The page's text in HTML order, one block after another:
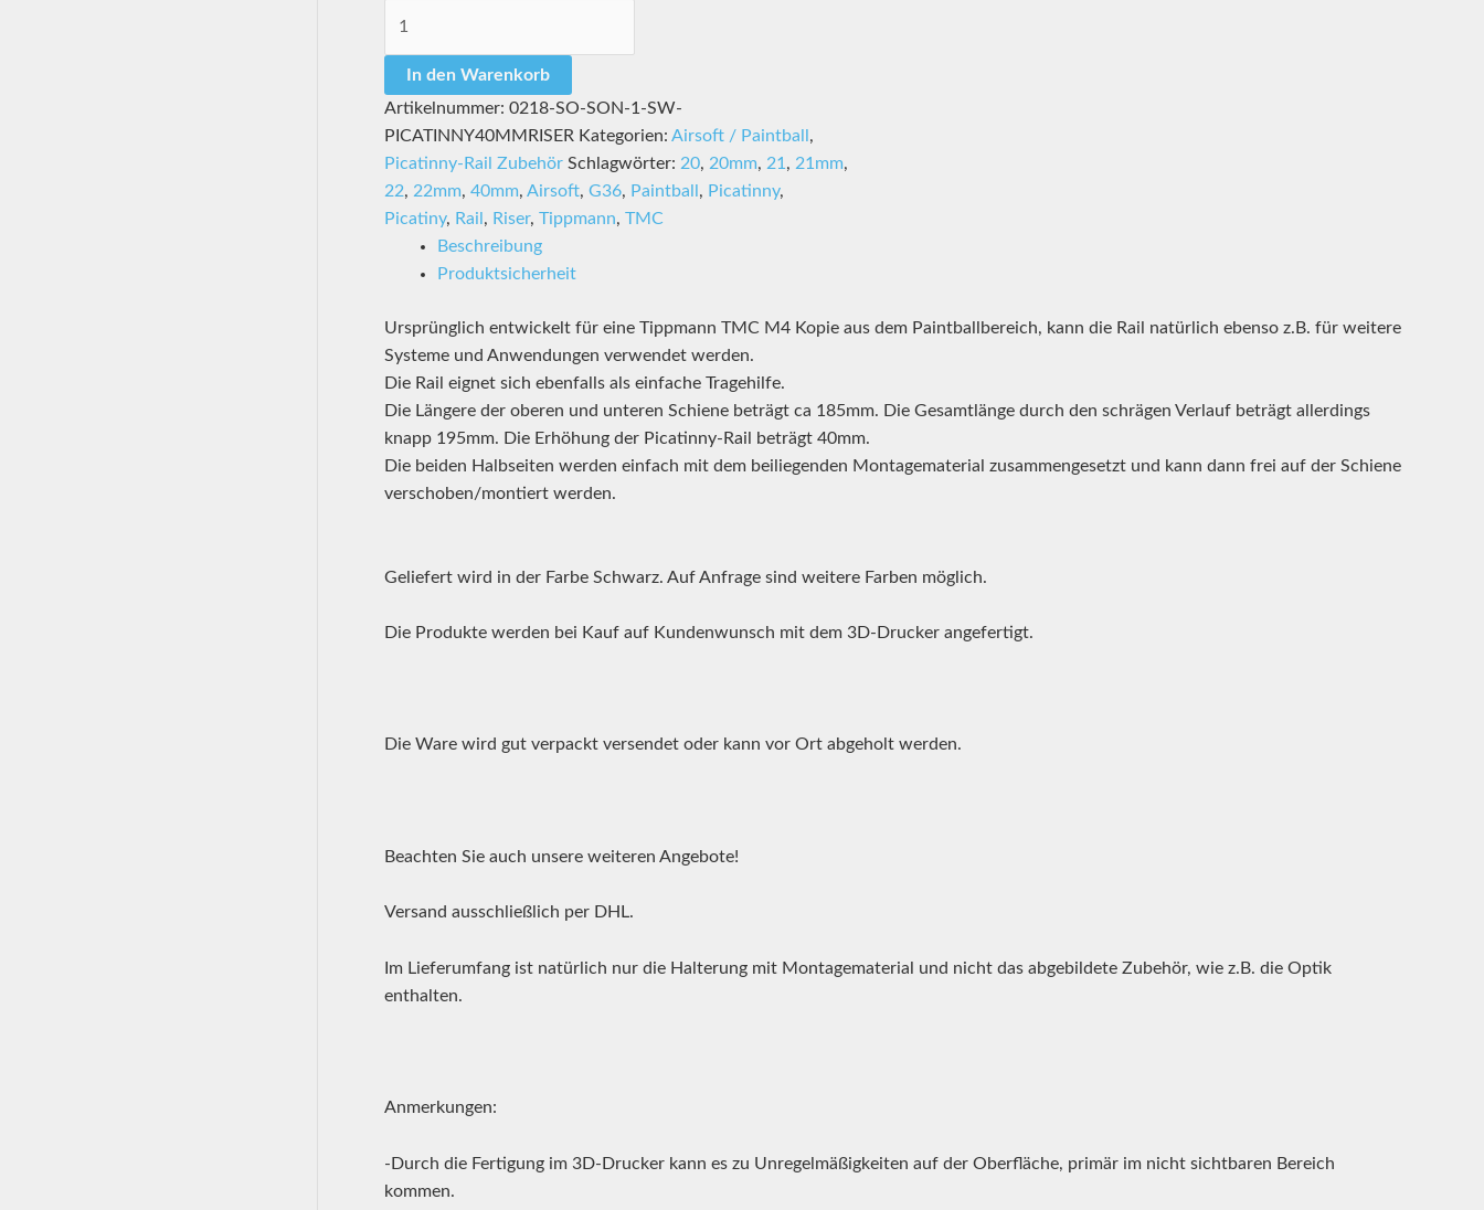
Rail
Riser
21mm
Airsoft
Menge
In den Warenkorb
Artikelnummer: 0218-SO-SON-1-SW-
PICATINNY40MMRISER Kategorien: Airsoft / Paintball ,
Picatinny-Rail Zubehör Schlagwörter: 20, 20mm, 21 , 21mm,
22, 22mm, 40mm, Airsoft, G36, Paintball , Picatinny,
Picatiny, Rail , Riser, Tippmann, TMC
Beschreibung
Produktsicherheit
Ursprünglich entwickelt für eine Tippmann TMC M4 Kopie aus dem Paintballbereich, kann die Rail natürlich ebenso z.B. für weitere
Systeme und Anwendungen verwendet werden.
Die Rail eignet sich ebenfalls als einfache Tragehilfe.
Die Längere der oberen und unteren Schiene beträgt ca 185mm. Die Gesamtlänge durch den schrägen Verlauf beträgt allerdings
knapp 195mm. Die Erhöhung der Picatinny-Rail beträgt 40mm.
Die beiden Halbseiten werden einfach mit dem beiliegenden Montagematerial zusammengesetzt und kann dann frei auf der Schiene
verschoben/montiert werden.
Geliefert wird in der Farbe Schwarz. Auf Anfrage sind weitere Farben möglich.
Die Produkte werden bei Kauf auf Kundenwunsch mit dem 3D-Drucker angefertigt.
Die Ware wird gut verpackt versendet oder kann vor Ort abgeholt werden.
Beachten Sie auch unsere weiteren Angebote!
Versand ausschließlich per DHL.
Im Lieferumfang ist natürlich nur die Halterung mit Montagematerial und nicht das abgebildete Zubehör, wie z.B. die Optik
enthalten.
Anmerkungen:
-Durch die Fertigung im 3D-Drucker kann es zu Unregelmäßigkeiten auf der Oberfläche, primär im nicht sichtbaren Bereich
kommen.